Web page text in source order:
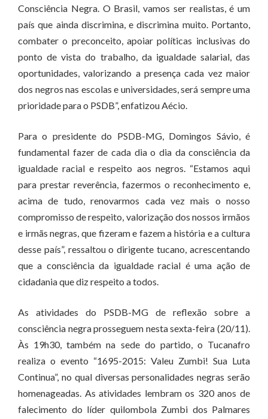
Consciência Negra. O Brasil, vamos ser realistas, é um
país que ainda discrimina, e discrimina muito. Portanto,
combater o preconceito, apoiar políticas inclusivas do
ponto de vista do trabalho, da igualdade salarial, das
oportunidades, valorizando a presença cada vez maior
dos negros nas escolas e universidades, será sempre uma
prioridade para o PSDB”, enfatizou Aécio.
Para o presidente do PSDB-MG, Domingos Sávio, é
fundamental fazer de cada dia o dia da consciência da
igualdade racial e respeito aos negros. “Estamos aqui
para prestar reverência, fazermos o reconhecimento e,
acima de tudo, renovarmos cada vez mais o nosso
compromisso de respeito, valorização dos nossos irmãos
e irmãs negras, que fizeram e fazem a história e a cultura
desse país”, ressaltou o dirigente tucano, acrescentando
que a consciência da igualdade racial é uma ação de
cidadania que diz respeito a todos.
As atividades do PSDB-MG de reflexão sobre a
consciência negra prosseguem nesta sexta-feira (20/11).
Às 19h30, também na sede do partido, o Tucanafro
realiza o evento “1695-2015: Valeu Zumbi! Sua Luta
Continua”, no qual diversas personalidades negras serão
homenageadas. As atividades lembram os 320 anos de
falecimento do líder quilombola Zumbi dos Palmares